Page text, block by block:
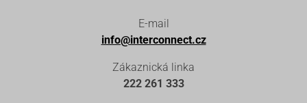
E-mail
info@interconnect.cz
Zákaznická linka
222 261 333